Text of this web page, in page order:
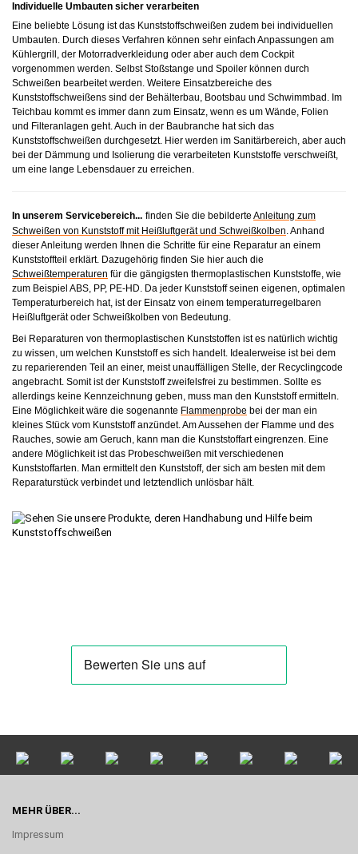
Individuelle Umbauten sicher verarbeiten
Eine beliebte Lösung ist das Kunststoffschweißen zudem bei individuellen
Umbauten. Durch dieses Verfahren können sehr einfach Anpassungen am
Kühlergrill, der Motorradverkleidung oder aber auch dem Cockpit
vorgenommen werden. Selbst Stoßstange und Spoiler können durch
Schweißen bearbeitet werden. Weitere Einsatzbereiche des
Kunststoffschweißens sind der Behälterbau, Bootsbau und Schwimmbad. Im
Teichbau kommt es immer dann zum Einsatz, wenn es um Wände, Folien
und Filteranlagen geht. Auch in der Baubranche hat sich das
Kunststoffschweißen durchgesetzt. Hier werden im Sanitärbereich, aber auch
bei der Dämmung und Isolierung die verarbeiteten Kunststoffe verschweißt,
um eine lange Lebensdauer zu erreichen.
In unserem Servicebereich... finden Sie die bebilderte Anleitung zum
Schweißen von Kunststoff mit Heißluftgerät und Schweißkolben. Anhand
dieser Anleitung werden Ihnen die Schritte für eine Reparatur an einem
Kunststoffteil erklärt. Dazugehörig finden Sie hier auch die
Schweißtemperaturen für die gängigsten thermoplastischen Kunststoffe, wie
zum Beispiel ABS, PP, PE-HD. Da jeder Kunststoff seinen eigenen, optimalen
Temperaturbereich hat, ist der Einsatz von einem temperaturregelbaren
Heißluftgerät oder Schweißkolben von Bedeutung.
Bei Reparaturen von thermoplastischen Kunststoffen ist es natürlich wichtig
zu wissen, um welchen Kunststoff es sich handelt. Idealerweise ist bei dem
zu reparierenden Teil an einer, meist unauffälligen Stelle, der Recyclingcode
angebracht. Somit ist der Kunststoff zweifelsfrei zu bestimmen. Sollte es
allerdings keine Kennzeichnung geben, muss man den Kunststoff ermitteln.
Eine Möglichkeit wäre die sogenannte Flammenprobe bei der man ein
kleines Stück vom Kunststoff anzündet. Am Aussehen der Flamme und des
Rauches, sowie am Geruch, kann man die Kunststoffart eingrenzen. Eine
andere Möglichkeit ist das Probeschweißen mit verschiedenen
Kunststoffarten. Man ermittelt den Kunststoff, der sich am besten mit dem
Reparaturstück verbindet und letztendlich unlösbar hält.
MEHR ÜBER...
Impressum